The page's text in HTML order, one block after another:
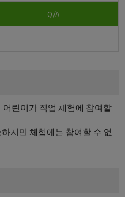
Q/A
린이가 직업 체험에 참여할
지만 체험에는 참여할 수 없